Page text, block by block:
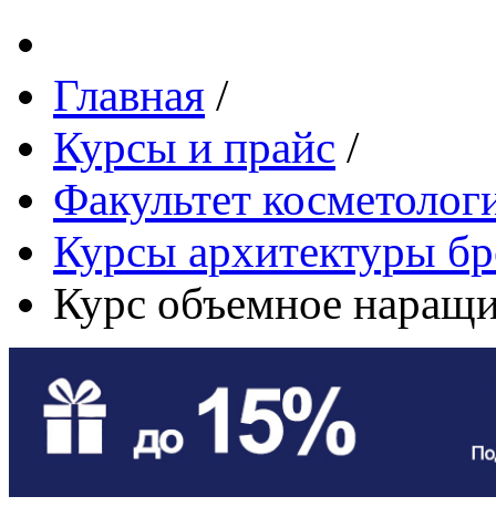
Главная /
Курсы и прайс /
Факультет
Курсы архитектуры
Курс объемное